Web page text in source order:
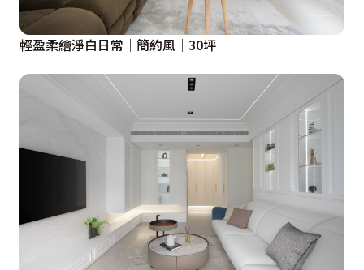
輕盈柔繪淨白日常│簡約風│30坪